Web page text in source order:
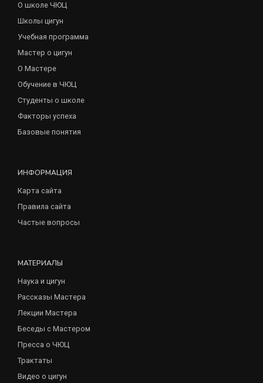
О школе ЧЮЦ
Школы цигун
Учебная программа
Мастер о цигун
О Мастере
Обучение в ЧЮЦ
Студенты о школе
Факторы успеха
Базовые понятия
ИНФОРМАЦИЯ
Карта сайта
Правила сайта
Частые вопросы
МАТЕРИАЛЫ
Наука и цигун
Рассказы Мастера
Лекции Мастера
Беседы с Мастером
Пресса о ЧЮЦ
Трактаты
Видео о цигун